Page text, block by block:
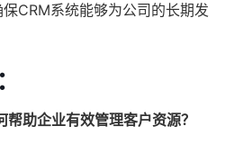
CRM系统能够为公司的长期发
助企业有效管理客户资源？